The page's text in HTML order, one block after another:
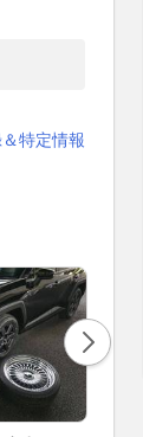
特定情報